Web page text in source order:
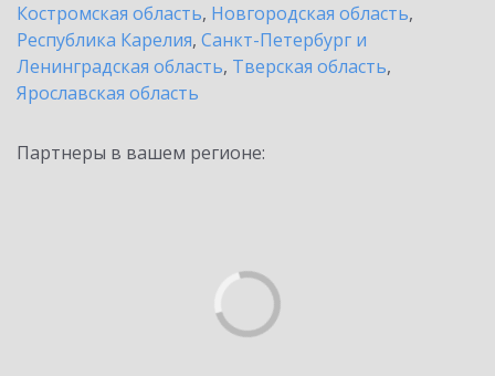
Костромская область, Новгородская область,
Республика Карелия, Санкт-Петербург и
Ленинградская область, Тверская область,
Ярославская область
Партнеры в вашем регионе: